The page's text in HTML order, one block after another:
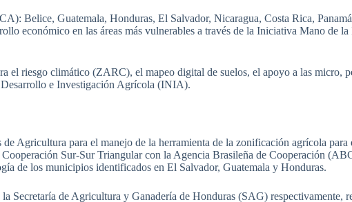
Belice, Guatemala, Honduras, El Salvador, Nicaragua, Costa Rica,
económico en las áreas más vulnerables a través de la Iniciativa Mano de
el riesgo climático (ZARC), el mapeo digital de suelos, el apoyo a las micro,
e Investigación Agrícola (INIA).
Agricultura para el manejo de la herramienta de la zonificación agrícola
Sur-Sur Triangular con la Agencia Brasileña de Cooperación
de los municipios identificados en El Salvador, Guatemala y Honduras.
de Agricultura y Ganadería de Honduras (SAG) respectivamente,